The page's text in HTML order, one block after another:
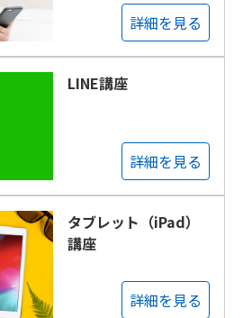
詳細を見る
LINE講座
詳細を見る
タブレット（iPad）
講座
詳細を見る